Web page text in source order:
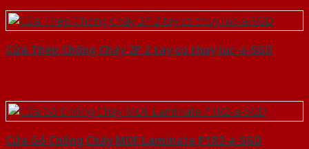
Cửa Thép Chống Cháy 2P 2 tay co thuy luc-a-SGD
Cửa Gỗ Chống Cháy MDF Laminate P1R2-a-SGD